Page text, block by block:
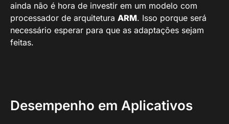
ainda não é hora de investir em um modelo com
processador de arquitetura ARM. Isso porque será
necessário esperar para que as adaptações sejam
feitas.
Desempenho em Aplicativos